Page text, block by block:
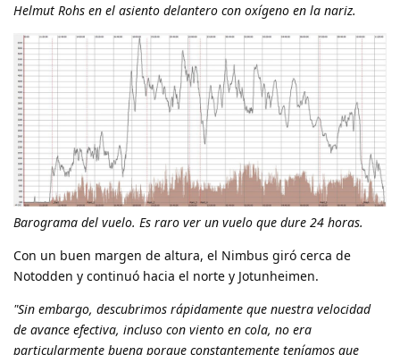
Helmut Rohs en el asiento delantero con oxígeno en la nariz.
Barograma del vuelo. Es raro ver un vuelo que dure 24 horas.
Con un buen margen de altura, el Nimbus giró cerca de
Notodden y continuó hacia el norte y Jotunheimen.
"Sin embargo, descubrimos rápidamente que nuestra velocidad
de avance efectiva, incluso con viento en cola, no era
particularmente buena porque constantemente teníamos que